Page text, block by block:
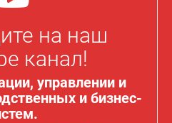
на наш
канал!
управлении и
и бизнес-